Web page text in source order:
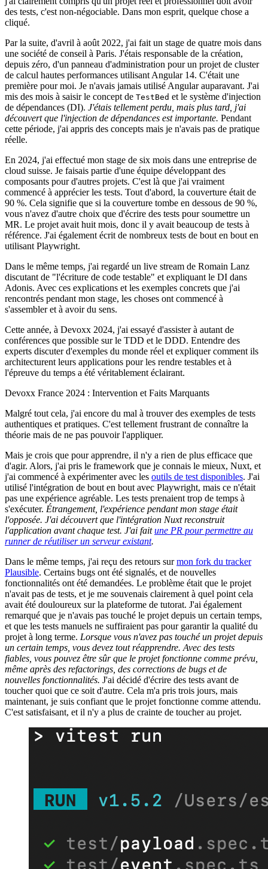
des tests, c'est non-négociable. Dans mon esprit, quelque chose a
cliqué.
Par la suite, d'avril à août 2022, j'ai fait un stage de quatre mois dans
une société de conseil à Paris. J'étais responsable de la création,
depuis zéro, d'un panneau d'administration pour un projet de cluster
de calcul hautes performances utilisant Angular 14. C'était une
première pour moi. Je n'avais jamais utilisé Angular auparavant. J'ai
mis des mois à saisir le concept de TestBed et le système d'injection
de dépendances (DI). J'étais tellement perdu, mais plus tard, j'ai
découvert que l'injection de dépendances est importante. Pendant
cette période, j'ai appris des concepts mais je n'avais pas de pratique
réelle.
En 2024, j'ai effectué mon stage de six mois dans une entreprise de
cloud suisse. Je faisais partie d'une équipe développant des
composants pour d'autres projets. C'est là que j'ai vraiment
commencé à apprécier les tests. Tout d'abord, la couverture était de
90 %. Cela signifie que si la couverture tombe en dessous de 90 %,
vous n'avez d'autre choix que d'écrire des tests pour soumettre un
MR. Le projet avait huit mois, donc il y avait beaucoup de tests à
référence. J'ai également écrit de nombreux tests de bout en bout en
utilisant Playwright.
Dans le même temps, j'ai regardé un live stream de Romain Lanz
discutant de "l'écriture de code testable" et expliquant le DI dans
Adonis. Avec ces explications et les exemples concrets que j'ai
rencontrés pendant mon stage, les choses ont commencé à
s'assembler et à avoir du sens.
Cette année, à Devoxx 2024, j'ai essayé d'assister à autant de
conférences que possible sur le TDD et le DDD. Entendre des
experts discuter d'exemples du monde réel et expliquer comment ils
architecturent leurs applications pour les rendre testables et à
l'épreuve du temps a été véritablement éclairant.
Devoxx France 2024 : Intervention et Faits Marquants
Malgré tout cela, j'ai encore du mal à trouver des exemples de tests
authentiques et pratiques. C'est tellement frustrant de connaître la
théorie mais de ne pas pouvoir l'appliquer.
Mais je crois que pour apprendre, il n'y a rien de plus efficace que
d'agir. Alors, j'ai pris le framework que je connais le mieux, Nuxt, et
j'ai commencé à expérimenter avec les outils de test disponibles. J'ai
utilisé l'intégration de bout en bout avec Playwright, mais ce n'était
pas une expérience agréable. Les tests prenaient trop de temps à
s'exécuter. Étrangement, l'expérience pendant mon stage était
l'opposée. J'ai découvert que l'intégration Nuxt reconstruit
l'application avant chaque test. J'ai faitune PR pour permettre au
runner de réutiliser un serveur existant.
Dans le même temps, j'ai reçu des retours surmon fork du tracker
Plausible. Certains bugs ont été signalés, et de nouvelles
fonctionnalités ont été demandées. Le problème était que le projet
n'avait pas de tests, et je me souvenais clairement à quel point cela
avait été douloureux sur la plateforme de tutorat. J'ai également
remarqué que je n'avais pas touché le projet depuis un certain temps,
et que les tests manuels ne suffiraient pas pour garantir la qualité du
projet à long terme. Lorsque vous n'avez pas touché un projet depuis
un certain temps, vous devez tout réapprendre. Avec des tests
fiables, vous pouvez être sûr que le projet fonctionne comme prévu,
même après des refactorings, des corrections de bugs et de
nouvelles fonctionnalités. J'ai décidé d'écrire des tests avant de
toucher quoi que ce soit d'autre. Cela m'a pris trois jours, mais
maintenant, je suis confiant que le projet fonctionne comme attendu.
C'est satisfaisant, et il n'y a plus de crainte de toucher au projet.